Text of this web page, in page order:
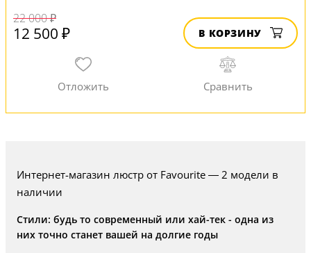
22 000 ₽
12 500 ₽ В КОРЗИНУ
Интернет-магазин люстр от Favourite — 2 модели в
наличии
Стили: будь то современный или хай-тек - одна из
них точно станет вашей на долгие годы